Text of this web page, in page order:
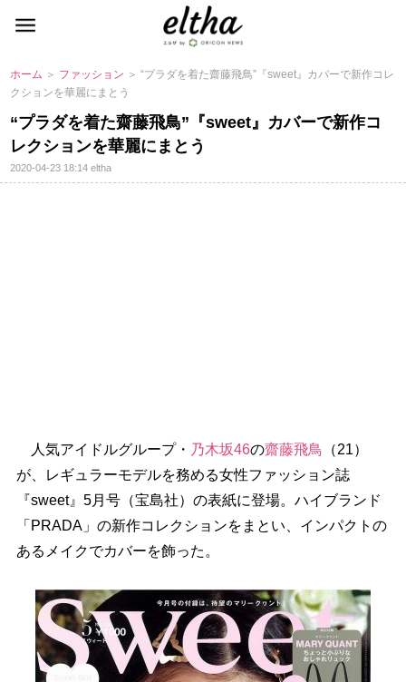
ホーム ＞ ファッション ＞ “プラダを着た齋藤飛鳥”『sweet』カバーで新作コレ
クションを華麗にまとう
“プラダを着た齋藤飛鳥”『sweet』カバーで新作コ
レクションを華麗にまとう
2020-04-23 18:14eltha
人気アイドルグループ・ 乃木坂46の齋藤飛鳥 （21）
が、レギュラーモデルを務める女性ファッション誌
『sweet』5月号（宝島社）の表紙に登場。ハイブランド
「PRADA」の新作コレクションをまとい、インパクトの
あるメイクでカバーを飾った。